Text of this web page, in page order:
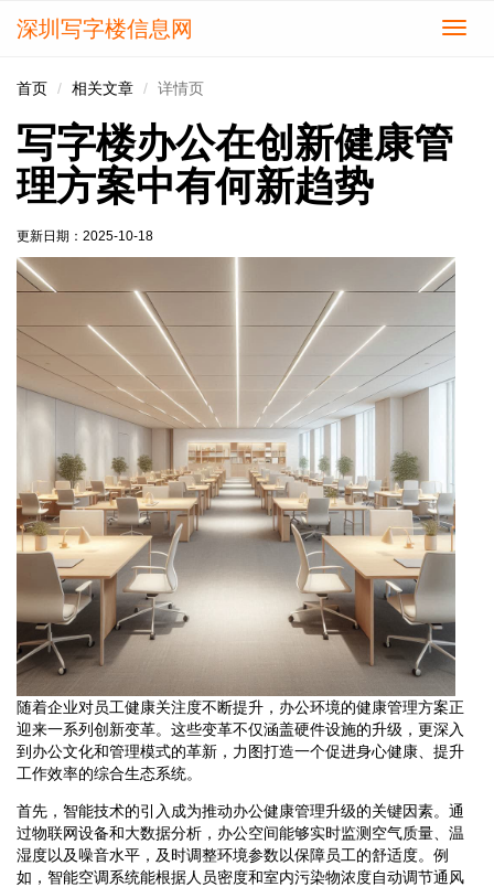
切
深圳写字楼信息网
首页 相关文章 详情页
写字楼办公在创新健康管
理方案中有何新趋势
更新日期： 2025-10-18
随着企业对员工健康关注度不断提升，办公环境的健康管理方案正
迎来一系列创新变革。这些变革不仅涵盖硬件设施的升级，更深入
到办公文化和管理模式的革新，力图打造一个促进身心健康、提升
工作效率的综合生态系统。
首先，智能技术的引入成为推动办公健康管理升级的关键因素。通
过物联网设备和大数据分析，办公空间能够实时监测空气质量、温
湿度以及噪音水平，及时调整环境参数以保障员工的舒适度。例
如，智能空调系统能根据人员密度和室内污染物浓度自动调节通风